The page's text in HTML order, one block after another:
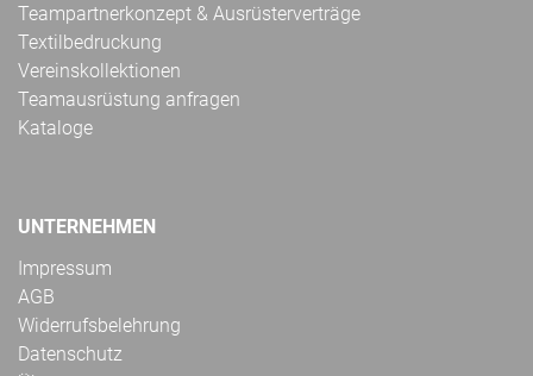
Teampartnerkonzept & Ausrüsterverträge
Textilbedruckung
Vereinskollektionen
Teamausrüstung anfragen
Kataloge
UNTERNEHMEN
Impressum
AGB
Widerrufsbelehrung
Datenschutz